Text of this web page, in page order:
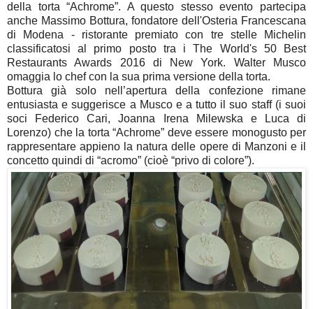
della torta “Achrome”. A questo stesso evento partecipa
anche Massimo Bottura, fondatore dell'Osteria Francescana
di Modena - ristorante premiato con tre stelle Michelin
classificatosi al primo posto tra i The World's 50 Best
Restaurants Awards 2016 di New York. Walter Musco
omaggia lo chef con la sua prima versione della torta.
Bottura già solo nell’apertura della confezione rimane
entusiasta e suggerisce a Musco e a tutto il suo staff (i suoi
soci Federico Cari, Joanna Irena Milewska e Luca di
Lorenzo) che la torta “Achrome” deve essere monogusto per
rappresentare appieno la natura delle opere di Manzoni e il
concetto quindi di “acromo” (cioè “privo di colore”).